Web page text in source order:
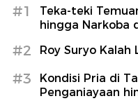
#1
Teka-teki
hingga Narkoba
#2 Roy Suryo Kalah
#3
Kondisi Pria di
Penganiayaan